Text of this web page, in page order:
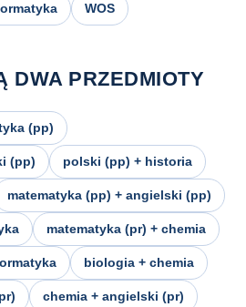
WOS
DWA PRZEDMIOTY
(pp)
(pp) polski (pp) + historia
matematyka (pp) + angielski (pp)
matematyka (pr) + chemia
biologia + chemia
chemia + angielski (pr)